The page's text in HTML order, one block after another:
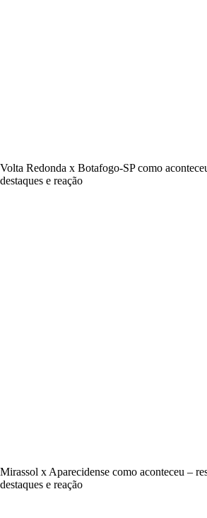
Volta Redonda x Botafogo-SP como
destaques e reação
Mirassol x Aparecidense como aconteceu –
destaques e reação